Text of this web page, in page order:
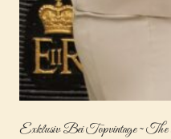
Exklusiv Bei Topvintage ~